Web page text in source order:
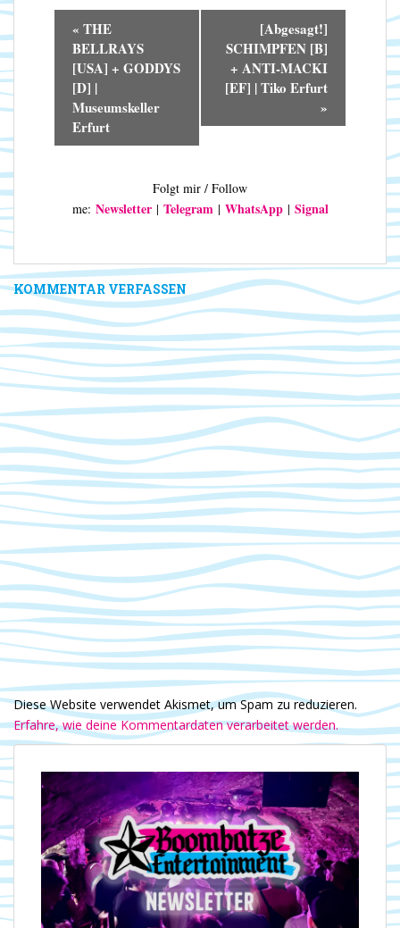
-
N
a
v
i
g
a
t
i
o
n
« THE
BELLRAYS
[USA] + GODDYS
[D] |
Museumskeller
Erfurt
[Abgesagt!]
SCHIMPFEN [B]
+ ANTI-MACKI
[EF] | Tiko Erfurt
»
Folgt mir / Follow
me: Newsletter| Telegram| WhatsApp| Signal
KOMMENTAR VERFASSEN
Diese Website verwendet Akismet, um Spam zu reduzieren.
Erfahre, wie deine Kommentardaten verarbeitet werden.